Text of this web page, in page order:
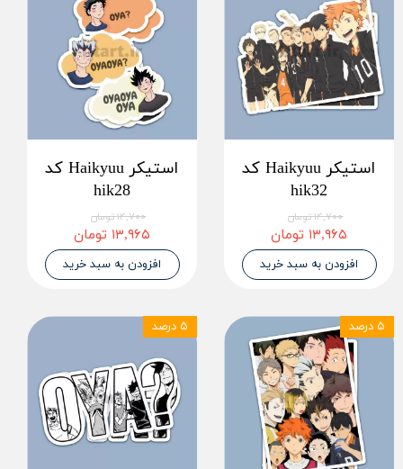
استیکر Haikyuu کد
hik32
۱۴,۷۰۰ تومان
۱۳,۹۶۵ تومان
افزودن به سبد خرید
استیکر Haikyuu کد
hik28
۱۴,۷۰۰ تومان
۱۳,۹۶۵ تومان
افزودن به سبد خرید
۵ درصد ۵ درصد